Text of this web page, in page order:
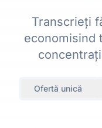
Transcrieți
economisind
Ofertă unică